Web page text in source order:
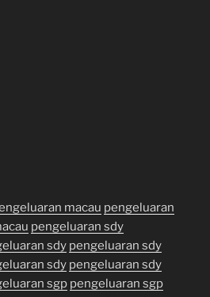
macau pengeluaran
pengeluaran sdy
sdy pengeluaran sdy
sdy pengeluaran sdy
sgp pengeluaran sgp